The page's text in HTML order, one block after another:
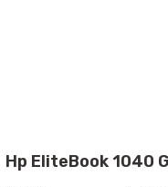
Hp EliteBook 1040